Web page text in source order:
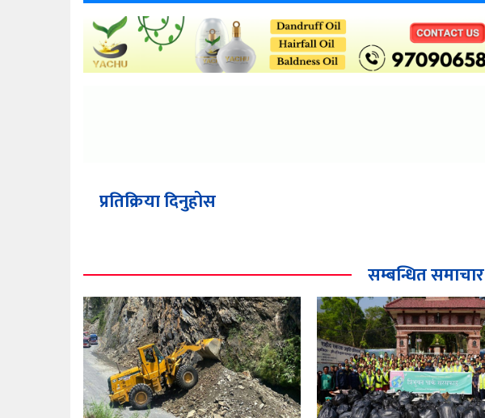
प्रतिक्रिया दिनुहोस
सम्बन्धित समाचार